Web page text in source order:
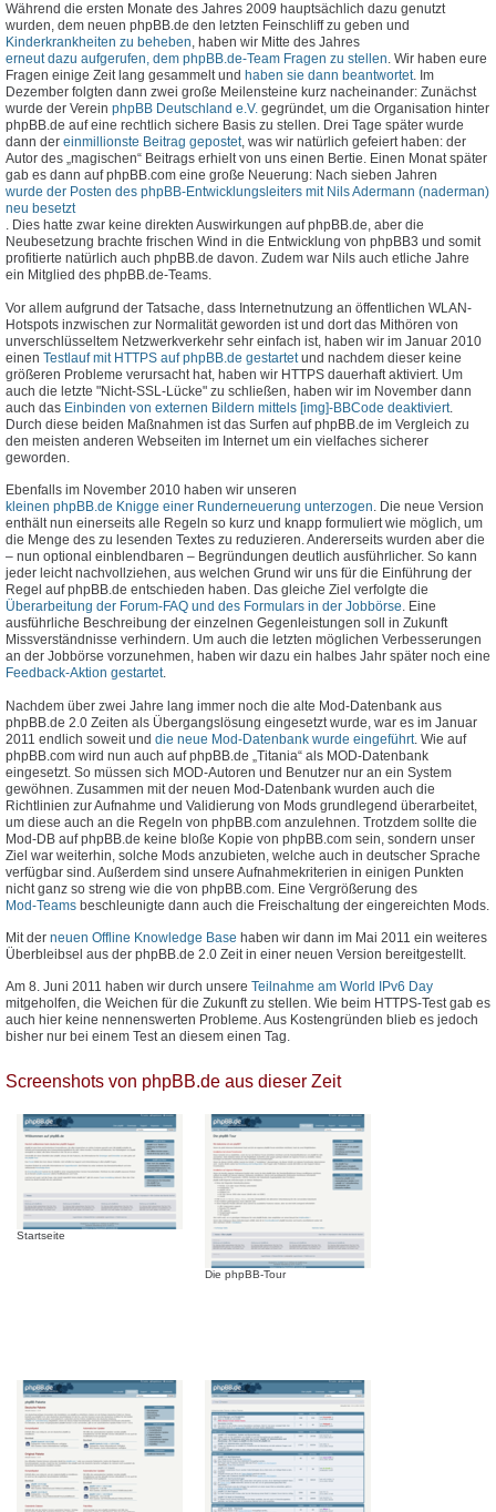
Während die ersten Monate des Jahres 2009 hauptsächlich dazu genutzt
wurden, dem neuen phpBB.de den letzten Feinschliff zu geben und
Kinderkrankheiten zu beheben, haben wir Mitte des Jahres
erneut dazu aufgerufen, dem phpBB.de-Team Fragen zu stellen. Wir haben eure
Fragen einige Zeit lang gesammelt und haben sie dann beantwortet. Im
Dezember folgten dann zwei große Meilensteine kurz nacheinander: Zunächst
wurde der Verein phpBB Deutschland e.V. gegründet, um die Organisation hinter
phpBB.de auf eine rechtlich sichere Basis zu stellen. Drei Tage später wurde
dann der einmillionste Beitrag gepostet, was wir natürlich gefeiert haben: der
Autor des „magischen“ Beitrags erhielt von uns einen Bertie. Einen Monat später
gab es dann auf phpBB.com eine große Neuerung: Nach sieben Jahren
wurde der Posten des phpBB-Entwicklungsleiters mit Nils Adermann (naderman)
neu besetzt
. Dies hatte zwar keine direkten Auswirkungen auf phpBB.de, aber die
Neubesetzung brachte frischen Wind in die Entwicklung von phpBB3 und somit
profitierte natürlich auch phpBB.de davon. Zudem war Nils auch etliche Jahre
ein Mitglied des phpBB.de-Teams.
Vor allem aufgrund der Tatsache, dass Internetnutzung an öffentlichen WLAN-
Hotspots inzwischen zur Normalität geworden ist und dort das Mithören von
unverschlüsseltem Netzwerkverkehr sehr einfach ist, haben wir im Januar 2010
einen Testlauf mit HTTPS auf phpBB.de gestartetund nachdem dieser keine
größeren Probleme verursacht hat, haben wir HTTPS dauerhaft aktiviert. Um
auch die letzte "Nicht-SSL-Lücke" zu schließen, haben wir im November dann
auch das Einbinden von externen Bildern mittels [img]-BBCode deaktiviert.
Durch diese beiden Maßnahmen ist das Surfen auf phpBB.de im Vergleich zu
den meisten anderen Webseiten im Internet um ein vielfaches sicherer
geworden.
Ebenfalls im November 2010 haben wir unseren
kleinen phpBB.de Knigge einer Runderneuerung unterzogen. Die neue Version
enthält nun einerseits alle Regeln so kurz und knapp formuliert wie möglich, um
die Menge des zu lesenden Textes zu reduzieren. Andererseits wurden aber die
– nun optional einblendbaren – Begründungen deutlich ausführlicher. So kann
jeder leicht nachvollziehen, aus welchen Grund wir uns für die Einführung der
Regel auf phpBB.de entschieden haben. Das gleiche Ziel verfolgte die
Überarbeitung der Forum-FAQ und des Formulars in der Jobbörse. Eine
ausführliche Beschreibung der einzelnen Gegenleistungen soll in Zukunft
Missverständnisse verhindern. Um auch die letzten möglichen Verbesserungen
an der Jobbörse vorzunehmen, haben wir dazu ein halbes Jahr später noch eine
Feedback-Aktion gestartet.
Nachdem über zwei Jahre lang immer noch die alte Mod-Datenbank aus
phpBB.de 2.0 Zeiten als Übergangslösung eingesetzt wurde, war es im Januar
2011 endlich soweit und die neue Mod-Datenbank wurde eingeführt. Wie auf
phpBB.com wird nun auch auf phpBB.de „Titania“ als MOD-Datenbank
eingesetzt. So müssen sich MOD-Autoren und Benutzer nur an ein System
gewöhnen. Zusammen mit der neuen Mod-Datenbank wurden auch die
Richtlinien zur Aufnahme und Validierung von Mods grundlegend überarbeitet,
um diese auch an die Regeln von phpBB.com anzulehnen. Trotzdem sollte die
Mod-DB auf phpBB.de keine bloße Kopie von phpBB.com sein, sondern unser
Ziel war weiterhin, solche Mods anzubieten, welche auch in deutscher Sprache
verfügbar sind. Außerdem sind unsere Aufnahmekriterien in einigen Punkten
nicht ganz so streng wie die von phpBB.com. Eine Vergrößerung des
Mod-Teams beschleunigte dann auch die Freischaltung der eingereichten Mods.
Mit der neuen Offline Knowledge Base haben wir dann im Mai 2011 ein weiteres
Überbleibsel aus der phpBB.de 2.0 Zeit in einer neuen Version bereitgestellt.
Am 8. Juni 2011 haben wir durch unsere Teilnahme am World IPv6 Day
mitgeholfen, die Weichen für die Zukunft zu stellen. Wie beim HTTPS-Test gab es
auch hier keine nennenswerten Probleme. Aus Kostengründen blieb es jedoch
bisher nur bei einem Test an diesem einen Tag.
Screenshots von phpBB.de aus dieser Zeit
Startseite
Die phpBB-Tour